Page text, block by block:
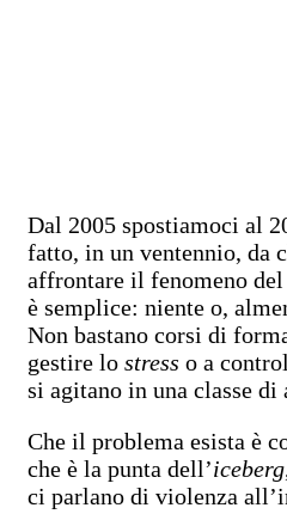
Dal 2005 spostiamoci al
fatto, in un ventennio, da
affrontare il fenomeno del
è semplice: niente o,
Non bastano corsi di
gestire lo stress o a
si agitano in una classe di
Che il problema esista è
che è la punta dell’iceberg
ci parlano di violenza